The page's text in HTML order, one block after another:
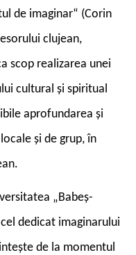
de imaginar“ (Corin
clujean,
scop realizarea unei
cultural și spiritual
aprofundarea și
și de grup, în
„Babeș-
dedicat imaginarului
de la momentul